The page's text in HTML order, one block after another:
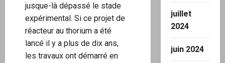
jusque-là dépassé le stade
expérimental. Si ce projet de
réacteur au thorium a été
lancé il y a plus de dix ans,
les travaux ont démarré en
juillet
2024
juin 2024